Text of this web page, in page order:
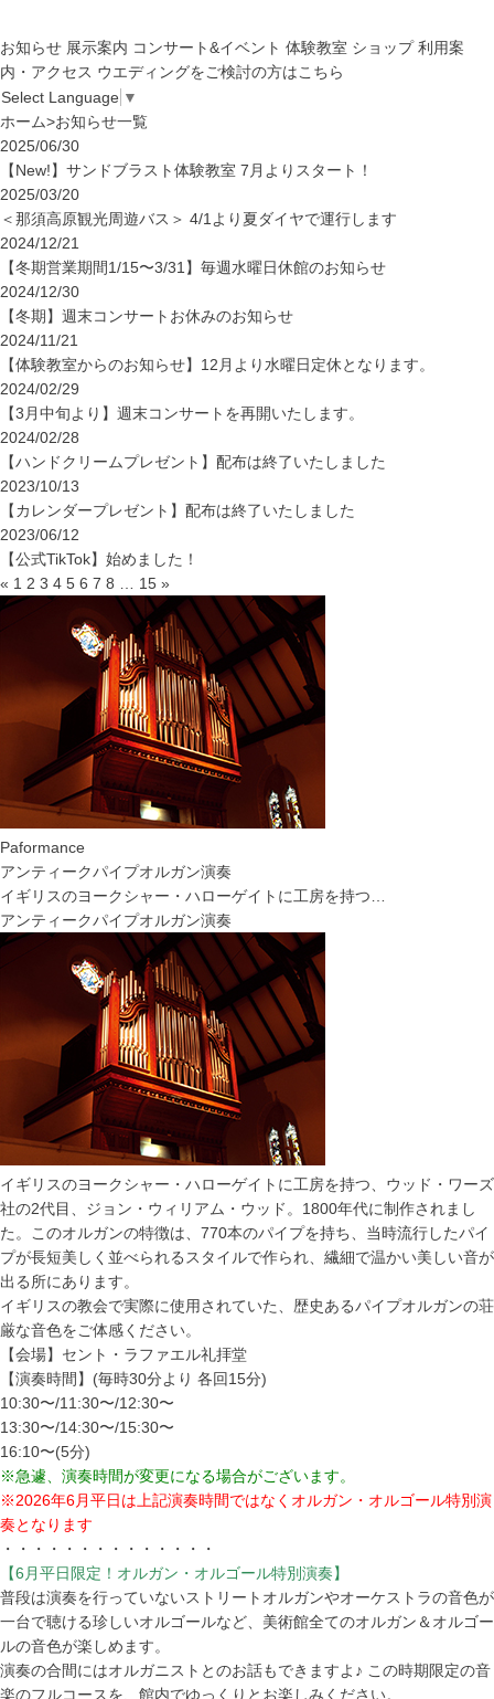
お知らせ 展示案内 コンサート&イベント 体験教室 ショップ 利用案
内・アクセス ウエディングをご検討の方はこちら
Select Language ▼
ホーム>お知らせ一覧
2025/06/30
【New!】サンドブラスト体験教室 7月よりスタート！
2025/03/20
＜那須高原観光周遊バス＞ 4/1より夏ダイヤで運行します
2024/12/21
【冬期営業期間1/15〜3/31】毎週水曜日休館のお知らせ
2024/12/30
【冬期】週末コンサートお休みのお知らせ
2024/11/21
【体験教室からのお知らせ】12月より水曜日定休となります。
2024/02/29
【3月中旬より】週末コンサートを再開いたします。
2024/02/28
【ハンドクリームプレゼント】配布は終了いたしました
2023/10/13
【カレンダープレゼント】配布は終了いたしました
2023/06/12
【公式TikTok】始めました！
« 1 2 3 4 5 6 7 8 … 15 »
Paformance
アンティークパイプオルガン演奏
イギリスのヨークシャー・ハローゲイトに工房を持つ…
アンティークパイプオルガン演奏
イギリスのヨークシャー・ハローゲイトに工房を持つ、ウッド・ワーズ
社の2代目、ジョン・ウィリアム・ウッド。1800年代に制作されまし
た。このオルガンの特徴は、770本のパイプを持ち、当時流行したパイ
プが長短美しく並べられるスタイルで作られ、繊細で温かい美しい音が
出る所にあります。
イギリスの教会で実際に使用されていた、歴史あるパイプオルガンの荘
厳な音色をご体感ください。
【会場】セント・ラファエル礼拝堂
【演奏時間】(毎時30分より 各回15分)
10:30〜/11:30〜/12:30〜
13:30〜/14:30〜/15:30〜
16:10〜(5分)
※急遽、演奏時間が変更になる場合がございます。
※2026年6月平日は上記演奏時間ではなくオルガン・オルゴール特別演
奏となります
・・・・・・・・・・・・・・
【6月平日限定！オルガン・オルゴール特別演奏】
普段は演奏を行っていないストリートオルガンやオーケストラの音色が
一台で聴ける珍しいオルゴールなど、美術館全てのオルガン＆オルゴー
ルの音色が楽しめます。
演奏の合間にはオルガニストとのお話もできますよ♪ この時期限定の音
楽のフルコースを、館内でゆっくりとお楽しみください。